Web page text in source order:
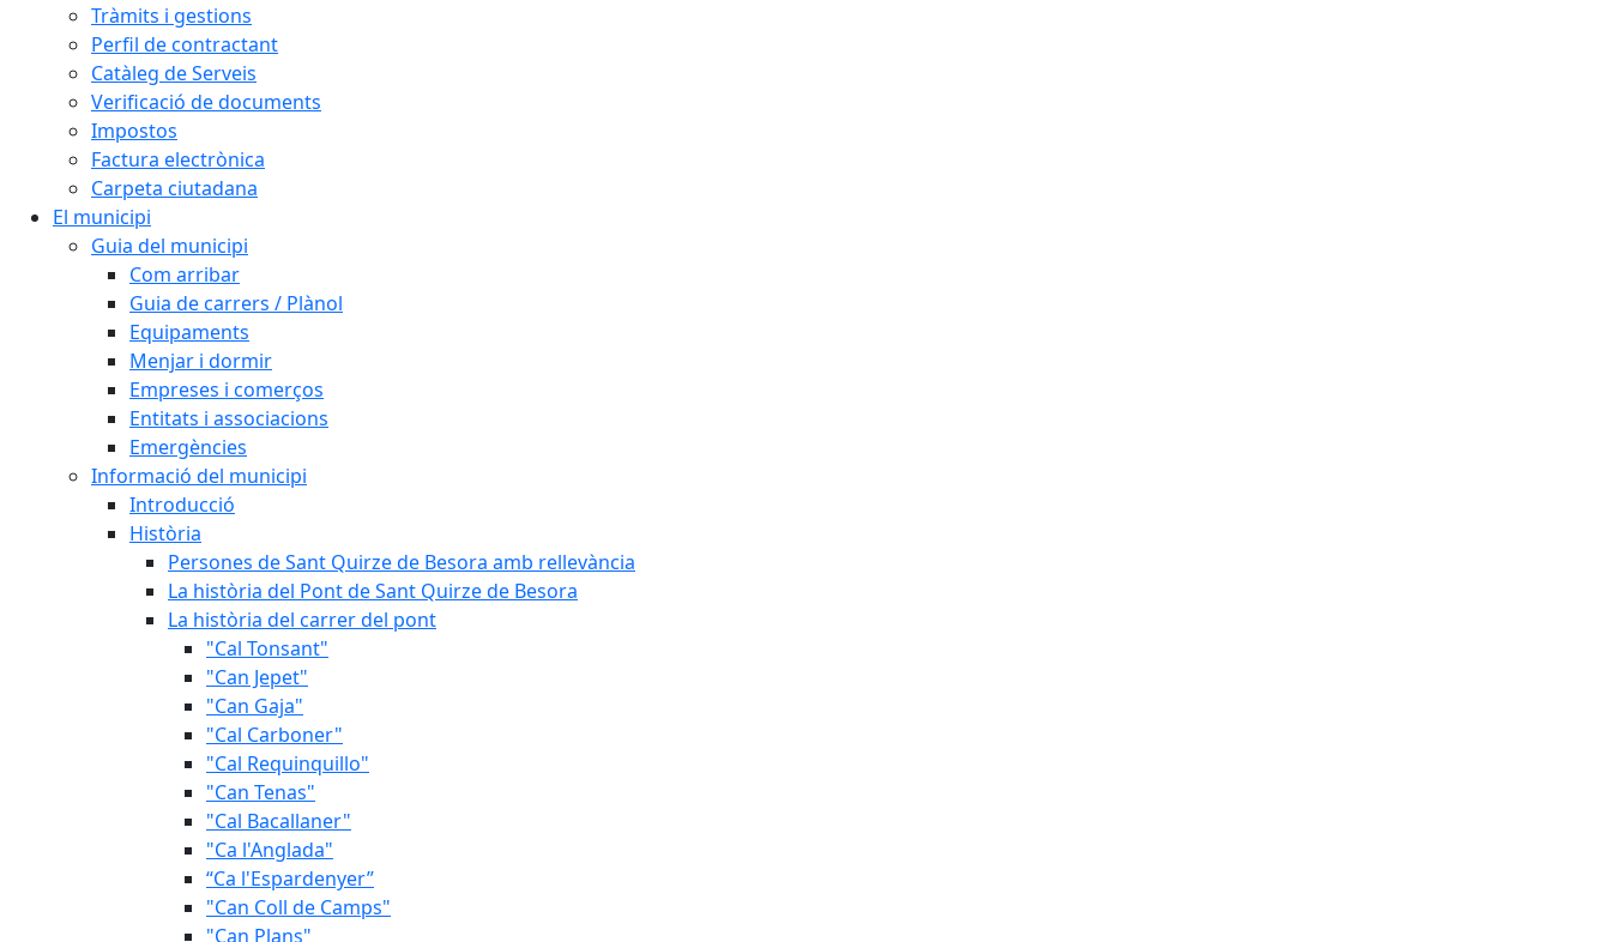
Tràmits i gestions
Perfil de contractant
Catàleg de Serveis
Verificació de documents
Impostos
Factura electrònica
Carpeta ciutadana
El municipi
Guia del municipi
Com arribar
Guia de carrers / Plànol
Equipaments
Menjar i dormir
Empreses i comerços
Entitats i associacions
Emergències
Informació del municipi
Introducció
Història
Persones de Sant Quirze de Besora amb rellevància
La història del Pont de Sant Quirze de Besora
La història del carrer del pont
"Cal Tonsant"
"Can Jepet"
"Can Gaja"
"Cal Carboner"
"Cal Requinquillo"
"Can Tenas"
"Cal Bacallaner"
"Ca l'Anglada"
“Ca l'Espardenyer”
"Can Coll de Camps"
"Can Plans"